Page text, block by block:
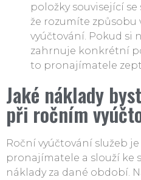
položky související
že rozumíte způsobu
vyúčtování. Pokud si
zahrnuje konkrétní
to pronajímatele
Jaké náklady
při ročním
Roční vyúčtování služeb
pronajímatele a slouží ke
náklady za dané období.